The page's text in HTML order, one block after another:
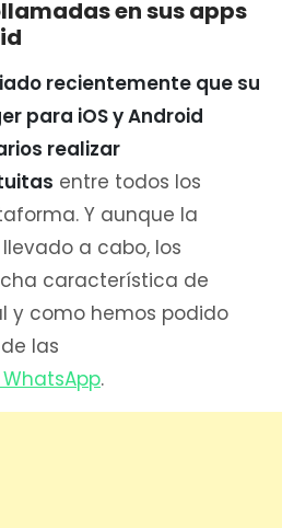
en sus apps
recientemente que su
para iOS y Android
realizar
entre todos los
Y aunque la
a cabo, los
característica de
y como hemos podido
las
.